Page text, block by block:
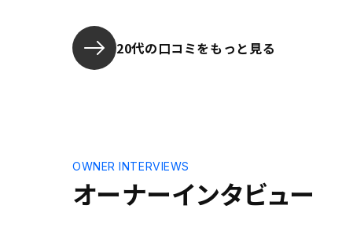
20代の口コミをもっと見る
オーナーインタビュー
OWNER INTERVIEWS